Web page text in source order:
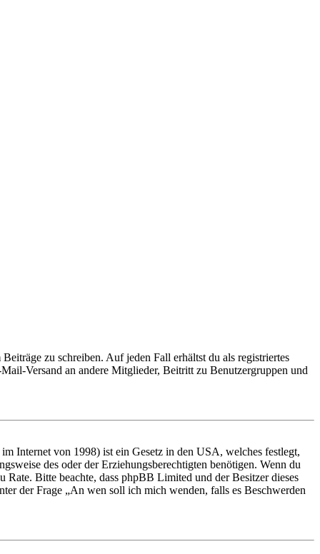
zu schreiben. Auf jeden Fall erhältst du als registriertes
Versand an andere Mitglieder, Beitritt zu Benutzergruppen und
Internet von 1998) ist ein Gesetz in den USA, welches festlegt,
des oder der Erziehungsberechtigten benötigen. Wenn du
Bitte beachte, dass phpBB Limited und der Besitzer dieses
der Frage „An wen soll ich mich wenden, falls es Beschwerden